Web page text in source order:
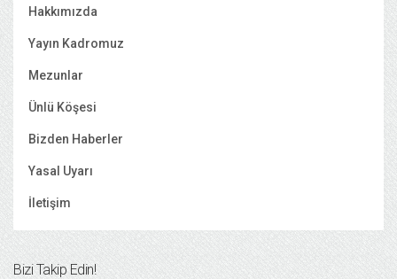
Hakkımızda
Yayın Kadromuz
Mezunlar
Ünlü Köşesi
Bizden Haberler
Yasal Uyarı
İletişim
Bizi Takip Edin!